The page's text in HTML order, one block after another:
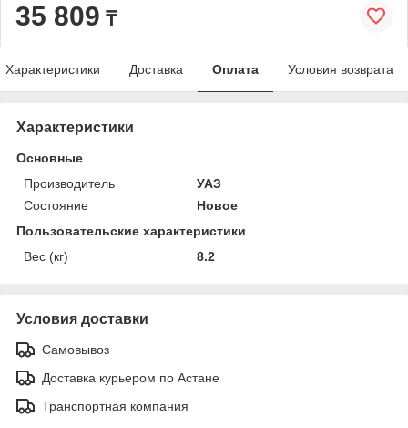
35 809 ₸
Характеристики Доставка Оплата Условия возврата
Характеристики
Основные
Производитель
УАЗ
Состояние
Новое
Пользовательские характеристики
Вес (кг)
8.2
Условия доставки
Самовывоз
Доставка курьером по Астане
Транспортная компания